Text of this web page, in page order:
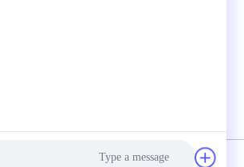
سیاست حفظ حریم خصوصی